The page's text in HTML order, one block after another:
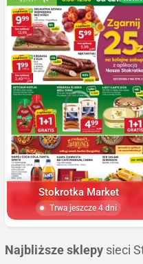
Stokrotka Market
Trwa jeszcze 4 dni
Najbliższe sklepy sieci